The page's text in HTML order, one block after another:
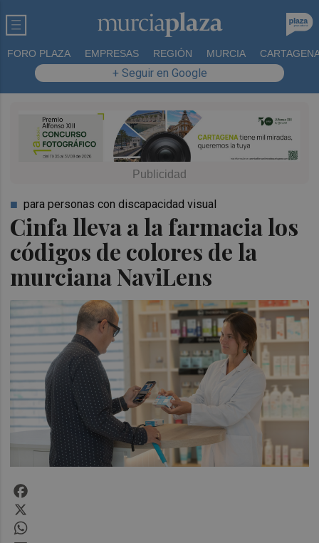
FORO PLAZA EMPRESAS REGIÓN MURCIA
+ Seguir en Google
Cinfa lleva a la farmacia los
códigos de colores de la
murciana NaviLens
para personas con discapacidad visual